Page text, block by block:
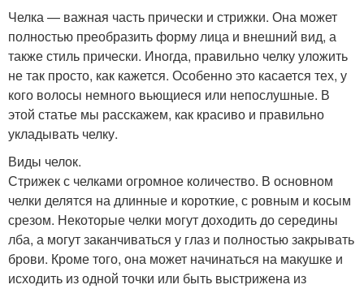
Челка — важная часть прически и стрижки. Она может
полностью преобразить форму лица и внешний вид, а
также стиль прически. Иногда, правильно челку уложить
не так просто, как кажется. Особенно это касается тех, у
кого волосы немного вьющиеся или непослушные. В
этой статье мы расскажем, как красиво и правильно
укладывать челку.
Виды челок.
Стрижек с челками огромное количество. В основном
челки делятся на длинные и короткие, с ровным и косым
срезом. Некоторые челки могут доходить до середины
лба, а могут заканчиваться у глаз и полностью закрывать
брови. Кроме того, она может начинаться на макушке и
исходить из одной точки или быть выстрижена из